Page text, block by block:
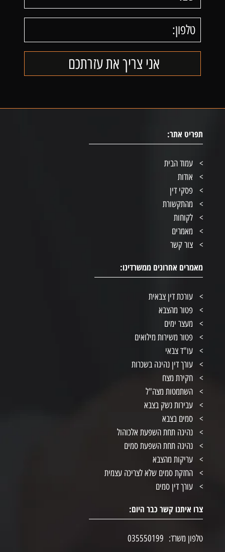
תפריט אתר:
עמוד הבית
אודות
פסקי דין
מהתקשורת
לקוחות
מאמרים
צור קשר
מאמרים אחרונים ממשרדינו:
עורכת דין צבאית
פטור מהצבא
מעצר ימים
פטור משירות מילואים
עו"ד צבאי
עורך דין נהיגה בשכרות
חקירת מצח
השתמטות מצה"ל
עבירות נשק בצבא
סמים בצבא
נהיגה תחת השפעת אלכוהול
נהיגה תחת השפעת סמים
עריקות מהצבא
החזקת סמים שלא לצריכה עצמית
עורך דין סמים
צרו איתנו קשר כבר היום:
טלפון משרד: 035550199